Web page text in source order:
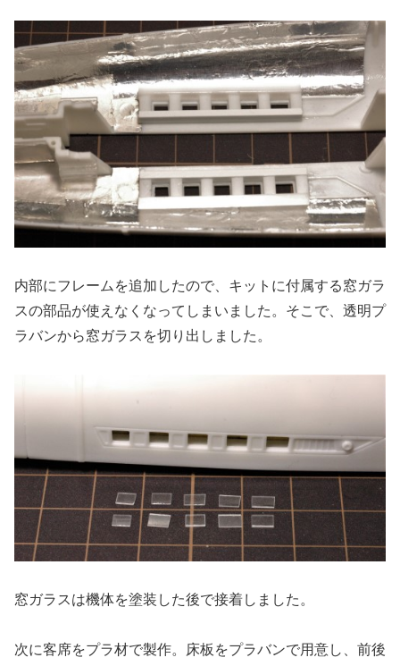
内部にフレームを追加したので、キットに付属する窓ガラ
スの部品が使えなくなってしまいました。そこで、透明プ
ラバンから窓ガラスを切り出しました。
窓ガラスは機体を塗装した後で接着しました。
次に客席をプラ材で製作。床板をプラバンで用意し、前後